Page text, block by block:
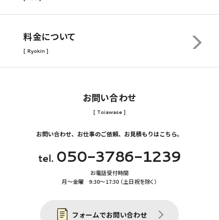
料金について
[ Ryokin ]
お問い合わせ
[ Toiawase ]
お問い合わせ、お仕事のご依頼、お見積もりはこちら。
tel. 050-3786-1239
お電話受付時間
月〜金曜 9:30〜17:30 （土日祝を除く）
フォームでお問い合わせ